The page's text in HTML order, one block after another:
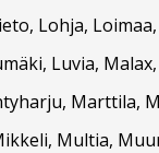
Lohja,
Luvia,
Marttila,
Multia,